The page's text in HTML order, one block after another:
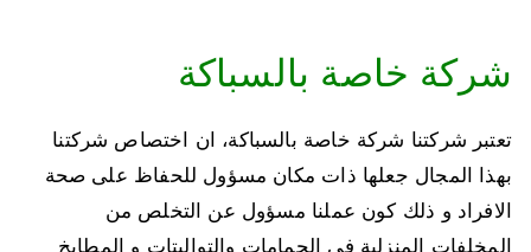
شركة خاصة بالسباكة
تعتبر شركتنا شركة خاصة بالسباكة، ان اختصاص شركتنا
بهذا المجال جعلها ذات مكان مسؤول للحفاظ على صحة
الافراد و ذلك كون عملنا مسؤول عن التخلص من
المخلفات المنزلية في الحمامات والتواليتات و المطابخ